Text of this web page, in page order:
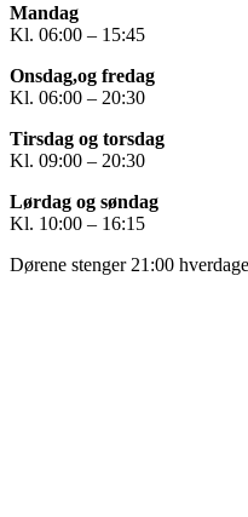
Mandag
Kl. 06:00 – 15:45
Onsdag,og fredag
Kl. 06:00 – 20:30
Tirsdag og torsdag
Kl. 09:00 – 20:30
Lørdag og søndag
Kl. 10:00 – 16:15
Dørene stenger 21:00